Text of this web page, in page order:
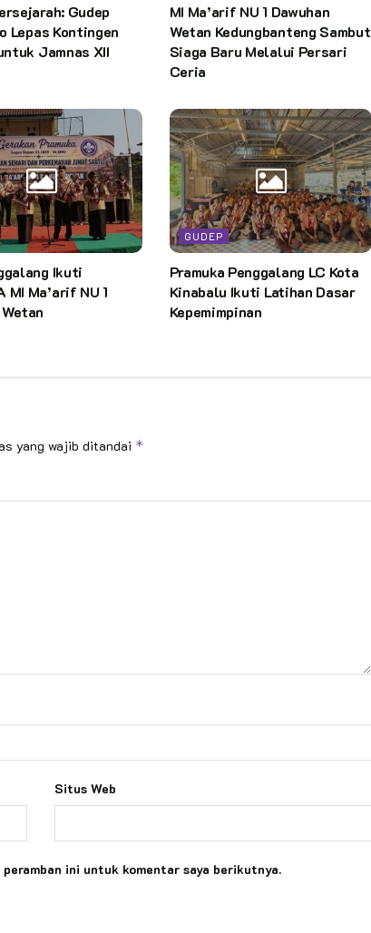
Gudep
Lepas Kontingen
Jamnas XII
MI Ma’arif NU 1 Dawuhan
Wetan Kedungbanteng Sambut
Siaga Baru Melalui Persari
Ceria
Ikuti
MI Ma’arif NU 1
GUDEP
Pramuka Penggalang LC Kota
Kinabalu Ikuti Latihan Dasar
Kepemimpinan
yang wajib ditandai *
Situs Web
ini untuk komentar saya berikutnya.